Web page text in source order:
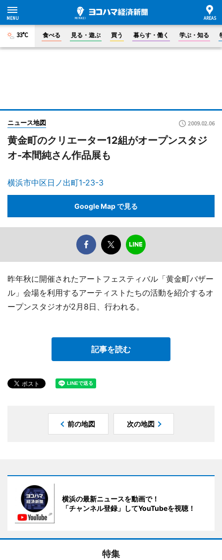
33°C 食べる 見る・遊ぶ 買う 暮らす・働く 学ぶ・知る
ニュース地図 2009.02.06
黄金町のクリエーター12組がオープンスタジ
オ-本間純さん作品展も
横浜市中区日ノ出町1-23-3
Google Map で見る
昨年秋に開催されたアートフェスティバル「黄金町バザー
ル」会場を利用するアーティストたちの活動を紹介するオ
ープンスタジオが2月8日、行われる。
記事を読む
前の地図 次の地図
横浜の最新ニュースを動画で！
「チャンネル登録」してYouTubeを視聴！
特集